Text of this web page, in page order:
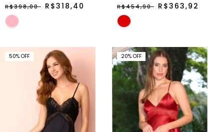
R$398,00 R$318,40 R$454,90 R$363,92
50% OFF 20% OFF